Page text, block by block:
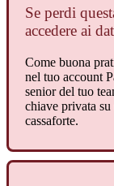
Se perdi
accedere ai
Come buona
nel tuo account
senior del tuo
chiave privata su
cassaforte.